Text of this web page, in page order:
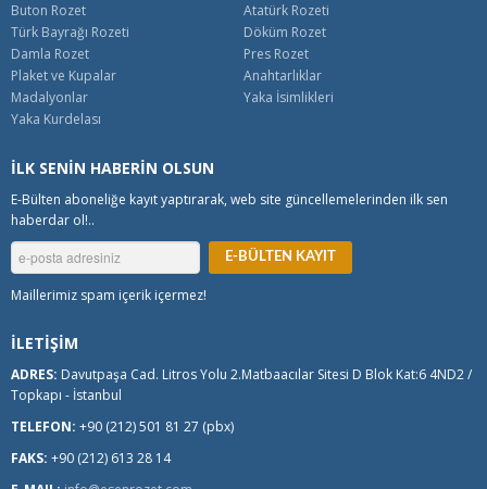
Buton Rozet
Atatürk Rozeti
Türk Bayrağı Rozeti
Döküm Rozet
Damla Rozet
Pres Rozet
Plaket ve Kupalar
Anahtarlıklar
Madalyonlar
Yaka İsimlikleri
Yaka Kurdelası
İLK SENİN HABERİN OLSUN
E-Bülten aboneliğe kayıt yaptırarak, web site güncellemelerinden ilk sen
haberdar ol!..
Maillerimiz spam içerik içermez!
İLETİŞİM
ADRES: Davutpaşa Cad. Litros Yolu 2.Matbaacılar Sitesi D Blok Kat:6 4ND2 /
Topkapı - İstanbul
TELEFON: +90 (212) 501 81 27 (pbx)
FAKS: +90 (212) 613 28 14